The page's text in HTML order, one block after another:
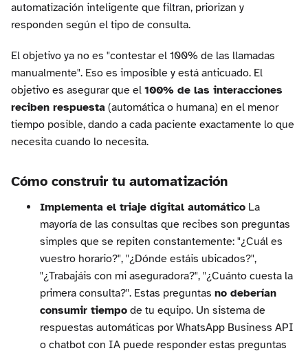
automatización inteligente que filtran, priorizan y
responden según el tipo de consulta.
El objetivo ya no es "contestar el 100% de las llamadas
manualmente". Eso es imposible y está anticuado. El
objetivo es asegurar que el 100% de las interacciones
reciben respuesta (automática o humana) en el menor
tiempo posible, dando a cada paciente exactamente lo que
necesita cuando lo necesita.
Cómo construir tu automatización
Implementa el triaje digital automático La
mayoría de las consultas que recibes son preguntas
simples que se repiten constantemente: "¿Cuál es
vuestro horario?", "¿Dónde estáis ubicados?",
"¿Trabajáis con mi aseguradora?", "¿Cuánto cuesta la
primera consulta?". Estas preguntas no deberían
consumir tiempo de tu equipo. Un sistema de
respuestas automáticas por WhatsApp Business API
o chatbot con IA puede responder estas preguntas